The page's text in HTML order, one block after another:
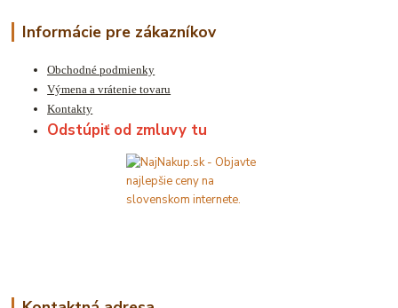
Informácie pre zákazníkov
Obchodné podmienky
Výmena a vrátenie tovaru
Kontakty
Odstúpiť od zmluvy tu